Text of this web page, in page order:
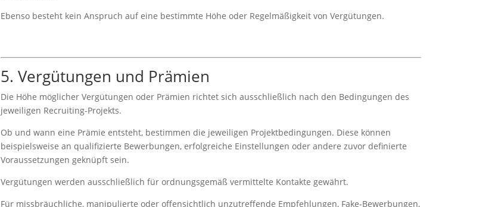
Ebenso besteht kein Anspruch auf eine bestimmte Höhe oder Regelmäßigkeit von Vergütungen.
5. Vergütungen und Prämien
Die Höhe möglicher Vergütungen oder Prämien richtet sich ausschließlich nach den Bedingungen des
jeweiligen Recruiting-Projekts.
Ob und wann eine Prämie entsteht, bestimmen die jeweiligen Projektbedingungen. Diese können
beispielsweise an qualifizierte Bewerbungen, erfolgreiche Einstellungen oder andere zuvor definierte
Voraussetzungen geknüpft sein.
Vergütungen werden ausschließlich für ordnungsgemäß vermittelte Kontakte gewährt.
Für missbräuchliche, manipulierte oder offensichtlich unzutreffende Empfehlungen, Fake-Bewerbungen,